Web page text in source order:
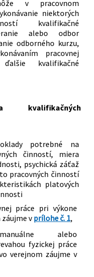
v znení
a ktorým sa
niektoré zákony
posudkovej
a doplnení
mení a dopĺňa zákon
predpisov a ktorým
o odmeňovaní
pri výkone
záujme a o zmene a
zákonov v znení
a ktorým sa mení
138/2019 Z. z. o
zamestnancoch a
a o zmene
mení a dopĺňa zákon
o pedagogických
v pracovnom
niektorých
kvalifikačné
alebo odbor
odborného kurzu,
pracovnej
kvalifikačné
kvalifikačných
potrebné na
činností, miera
psychická záťaž
pracovných činností
platových
práce pri výkone
záujme vprílohe č. 1,
alebo
fyzickej práce
verejnom záujme v